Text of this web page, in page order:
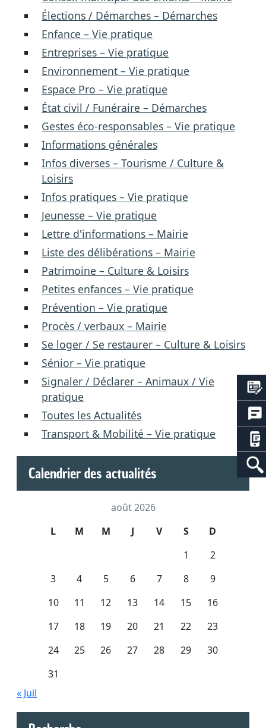
Élections / Démarches – Démarches
Enfance – Vie pratique
Entreprises – Vie pratique
Environnement – Vie pratique
Espace Pro – Vie pratique
État civil / Funéraire – Démarches
Gestes éco-responsables – Vie pratique
Informations générales
Infos diverses – Tourisme / Culture &
Loisirs
Infos pratiques – Vie pratique
Jeunesse – Vie pratique
Lettre d'informations – Mairie
Liste des délibérations – Mairie
Patrimoine – Culture & Loisirs
Petites enfances – Vie pratique
Prévention – Vie pratique
Procès / verbaux – Mairie
Se loger / Se restaurer – Culture & Loisirs
Sénior – Vie pratique
Signaler / Déclarer – Animaux / Vie
pratique
Toutes les Actualités
Transport & Mobilité – Vie pratique
Calendrier des actualités
août 2026
L
M M J V S
D
1
2
3
4 5 6 7 8
9
10
11 12 13 14 15
16
17
18 19 20 21 22
23
24
25 26 27 28 29
30
31
« Juil